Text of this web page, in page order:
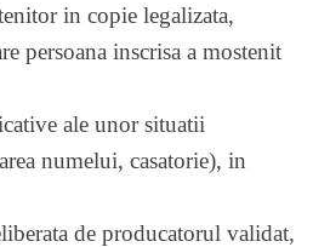
in copie legalizata,
persoana inscrisa a mostenit
ale unor situatii
numelui, casatorie), in
de producatorul validat,